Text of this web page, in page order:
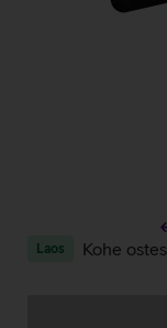
Laos Kohe